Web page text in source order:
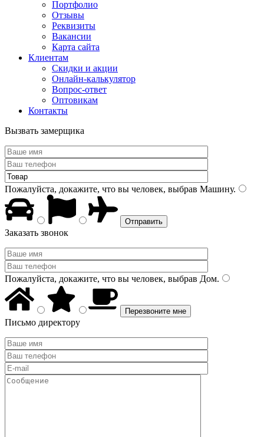
Портфолио
Отзывы
Реквизиты
Вакансии
Карта сайта
Клиентам
Скидки и акции
Онлайн-калькулятор
Вопрос-ответ
Оптовикам
Контакты
Вызвать замерщика
Пожалуйста, докажите, что вы человек, выбрав Машину.
Заказать звонок
Пожалуйста, докажите, что вы человек, выбрав Дом.
Письмо директору